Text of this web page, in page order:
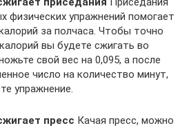
физических упражнений помогает
за полчаса. Чтобы точно
вы будете сжигать во
свой вес на 0,095, а после
число на количество минут,
упражнение.
пресс Качая пресс, можно